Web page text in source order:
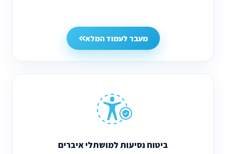
מעבר לעמוד המלא
ביטוח נסיעות למושתלי איברים